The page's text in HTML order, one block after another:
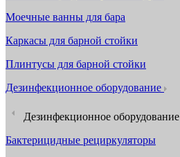
Моечные ванны для бара
Каркасы для барной стойки
Плинтусы для барной стойки
Дезинфекционное оборудование
Дезинфекционное оборудование
Бактерицидные рециркуляторы